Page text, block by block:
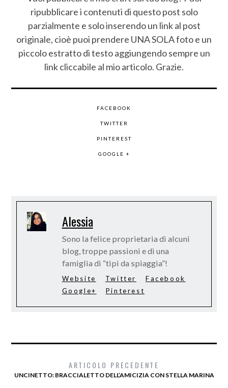
ripubblicare i contenuti di questo post solo
parzialmente e solo inserendo un link al post
originale, cioè puoi prendere UNA SOLA foto e un
piccolo estratto di testo aggiungendo sempre un
link cliccabile al mio articolo. Grazie.
FACEBOOK
TWITTER
PINTEREST
GOOGLE +
Alessia
Sono la felice proprietaria di alcuni
blog, troppe passioni e di una
famiglia di “tipi da spiaggia”!
Website Twitter
Facebook
Google+
Pinterest
ARTICOLO PRECEDENTE
UNCINETTO: BRACCIALETTO DELL’AMICIZIA CON STELLA MARINA